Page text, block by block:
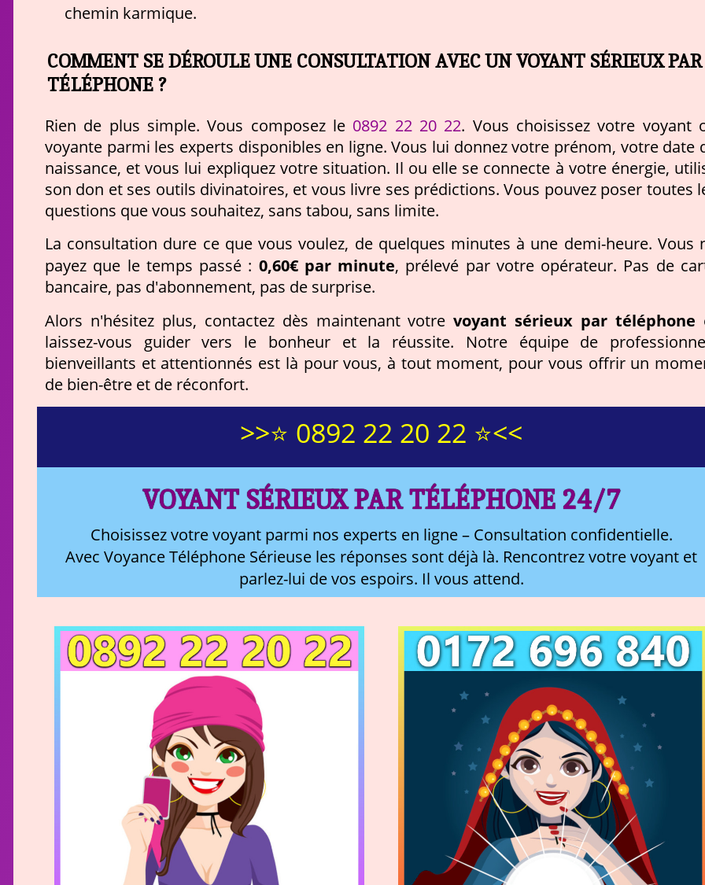
chemin karmique.
COMMENT SE DÉROULE UNE CONSULTATION AVEC UN VOYANT SÉRIEUX PAR
TÉLÉPHONE ?
Rien de plus simple. Vous composez le 0892 22 20 22. Vous choisissez votre voyant
voyante parmi les experts disponibles en ligne. Vous lui donnez votre prénom, votre date
naissance, et vous lui expliquez votre situation. Il ou elle se connecte à votre énergie,
son don et ses outils divinatoires, et vous livre ses prédictions. Vous pouvez poser toutes
questions que vous souhaitez, sans tabou, sans limite.
La consultation dure ce que vous voulez, de quelques minutes à une demi-heure. Vous
payez que le temps passé : 0,60€ par minute, prélevé par votre opérateur. Pas de
bancaire, pas d'abonnement, pas de surprise.
Alors n'hésitez plus, contactez dès maintenant votrevoyant sérieux par téléphone
laissez-vous guider vers le bonheur et la réussite. Notre équipe de
bienveillants et attentionnés est là pour vous, à tout moment, pour vous offrir un
de bien-être et de réconfort.
>>⭐ 0892 22 20 22 ⭐<<
VOYANT SÉRIEUX PAR TÉLÉPHONE 24/7
Choisissez votre voyant parmi nos experts en ligne – Consultation confidentielle.
Avec Voyance Téléphone Sérieuse les réponses sont déjà là. Rencontrez votre voyant et
parlez-lui de vos espoirs. Il vous attend.